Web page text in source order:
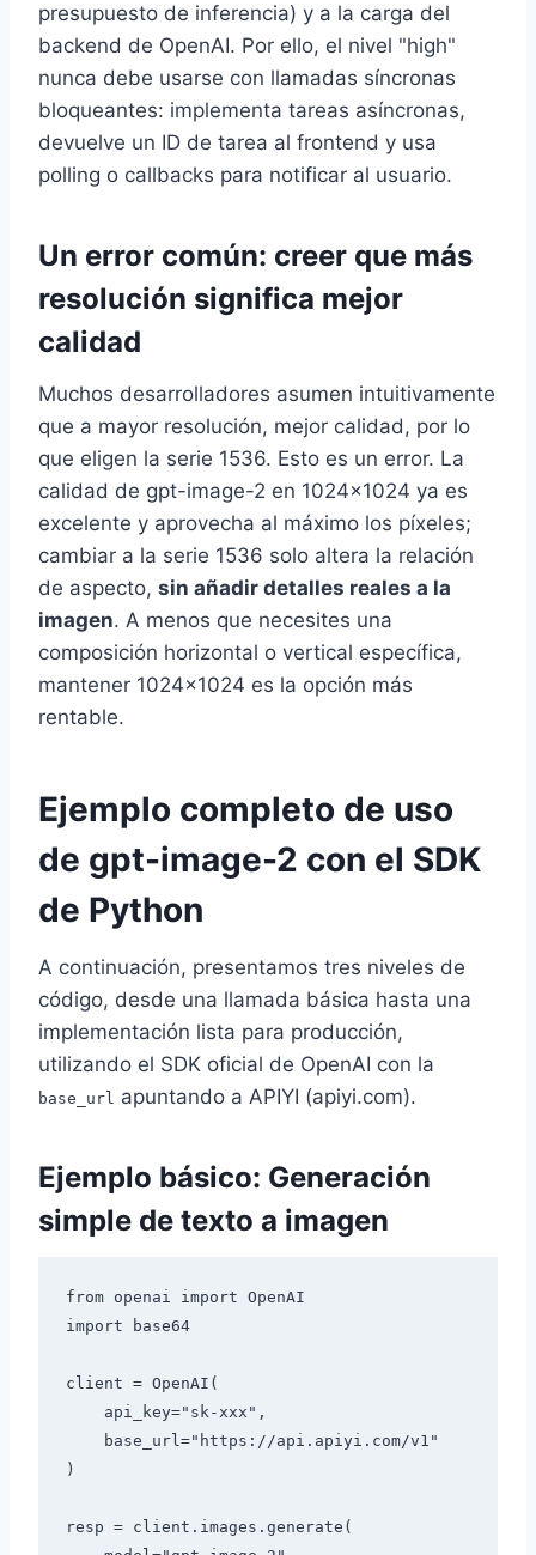
presupuesto de inferencia) y a la carga del
backend de OpenAI. Por ello, el nivel "high"
nunca debe usarse con llamadas síncronas
bloqueantes: implementa tareas asíncronas,
devuelve un ID de tarea al frontend y usa
polling o callbacks para notificar al usuario.
Un error común: creer que más
resolución significa mejor
calidad
Muchos desarrolladores asumen intuitivamente
que a mayor resolución, mejor calidad, por lo
que eligen la serie 1536. Esto es un error. La
calidad de gpt-image-2 en 1024×1024 ya es
excelente y aprovecha al máximo los píxeles;
cambiar a la serie 1536 solo altera la relación
de aspecto, sin añadir detalles reales a la
imagen. A menos que necesites una
composición horizontal o vertical específica,
mantener 1024×1024 es la opción más
rentable.
Ejemplo completo de uso
de gpt-image-2 con el SDK
de Python
A continuación, presentamos tres niveles de
código, desde una llamada básica hasta una
implementación lista para producción,
utilizando el SDK oficial de OpenAI con la
base_url apuntando a APIYI (apiyi.com).
Ejemplo básico: Generación
simple de texto a imagen
from openai import OpenAI
import base64
client = OpenAI(
)
resp = client.images.generate(